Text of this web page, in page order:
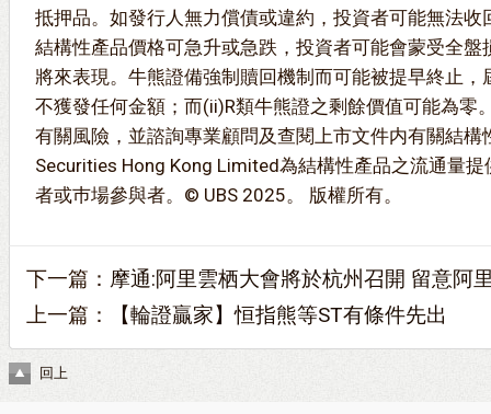
抵押品。如發行人無力償債或違約，投資者可能無法收
結構性產品價格可急升或急跌，投資者可能會蒙受全盤
將來表現。牛熊證備強制贖回機制而可能被提早終止，
不獲發任何金額；而(ii)R類牛熊證之剩餘價值可能為零
有關風險，並諮詢專業顧問及查閱上市文件内有關結構
Securities Hong Kong Limited為結構性產品之流通量
者或巿場參與者。© UBS 2025。 版權所有。
下一篇： 摩通:阿里雲栖大會將於杭州召開 留意阿
上一篇：
【輪證贏家】恒指熊等ST有條件先出
回上